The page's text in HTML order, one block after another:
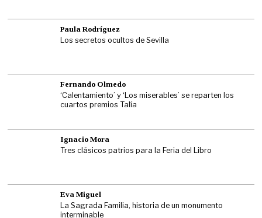
Paula Rodríguez
Los secretos ocultos de Sevilla
Fernando Olmedo
‘Calentamiento’ y ‘Los miserables’ se reparten los
cuartos premios Talía
Ignacio Mora
Tres clásicos patrios para la Feria del Libro
Eva Miguel
La Sagrada Familia, historia de un monumento
interminable